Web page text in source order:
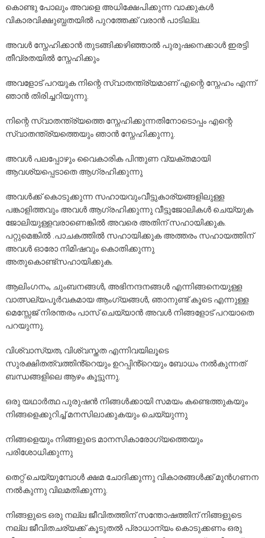
കൊണ്ടു പോലും അവളെ അധിക്ഷേപിക്കുന്ന വാക്കുകൾ
വികാരവിക്ഷുബ്ധതയിൽ പുറത്തേക്ക് വരാൻ പാടില്ല.
അവൾ സ്നേഹിക്കാൻ തുടങ്ങിക്കഴിഞ്ഞാൽ പുരുഷനെക്കാൾ ഇരട്ടി
തീവ്രതയിൽ സ്നേഹിക്കും
അവളോട് പറയുക നിന്റെ സ്വാതന്ത്ര്യമാണ് എന്റെ സ്നേഹം എന്ന്
ഞാൻ തിരിച്ചറിയുന്നു.
നിന്റെ സ്വാതന്ത്ര്യത്തെ സ്നേഹിക്കുന്നതിനോടൊപ്പം എന്റെ
സ്വാതന്ത്ര്യത്തെയും ഞാൻ സ്നേഹിക്കുന്നു.
അവൾ പലപ്പോഴും വൈകാരിക പിന്തുണ വ്യക്തമായി
ആവശ്യപ്പെടാതെ ആഗ്രഹിക്കുന്നു
അവൾക്ക് കൊടുക്കുന്ന സഹായവുംവീട്ടുകാര്യങ്ങളിലുള്ള
പങ്കാളിത്തവും അവൾ ആഗ്രഹിക്കുന്നു വീട്ടുജോലികൾ ചെയ്യുക
ജോലിയുള്ളവരാണെങ്കിൽ അവരെ അതിന് സഹായിക്കുക.
പറ്റുമെങ്കിൽ .പാചകത്തിൽ സഹായിക്കുക അത്തരം സഹായത്തിന്
അവൾ ഓരോ നിമിഷവും കൊതിക്കുന്നു
അതുകൊണ്ട്സഹായിക്കുക.
ആലിംഗനം, ചുംബനങ്ങൾ, അഭിനന്ദനങ്ങൾ എന്നിങ്ങനെയുള്ള
വാത്സല്യപൂർവകമായ ആംഗ്യങ്ങൾ, ഞാനുണ്ട് കൂടെ എന്നുള്ള
മെസ്സേജ് നിരന്തരം പാസ് ചെയ്യാൻ അവൾ നിങ്ങളോട് പറയാതെ
പറയുന്നു.
വിശ്വാസ്യത, വിശ്വസ്തത എന്നിവയിലൂടെ
സുരക്ഷിതത്വത്തിൻ്റെയും ഉറപ്പിൻ്റെയും ബോധം നൽകുന്നത്
ബന്ധങ്ങളിലെ ആഴം കൂട്ടുന്നു.
ഒരു യഥാർത്ഥ പുരുഷൻ നിങ്ങൾക്കായി സമയം കണ്ടെത്തുകയും
നിങ്ങളെക്കുറിച്ച് മനസിലാക്കുകയും ചെയ്യുന്നു
നിങ്ങളെയും നിങ്ങളുടെ മാനസികാരോഗ്യത്തെയും
പരിശോധിക്കുന്നു
തെറ്റ് ചെയ്യുമ്പോൾ ക്ഷമ ചോദിക്കുന്നു വികാരങ്ങൾക്ക് മുൻഗണന
നൽകുന്നു വിലമതിക്കുന്നു.
നിങ്ങളുടെ ഒരു നല്ല ജീവിതത്തിന് സന്തോഷത്തിന് നിങ്ങളുടെ
നല്ല ജീവിതചര്യക്ക് കൂടുതൽ പ്രാധാന്യം കൊടുക്കണം ഒരു